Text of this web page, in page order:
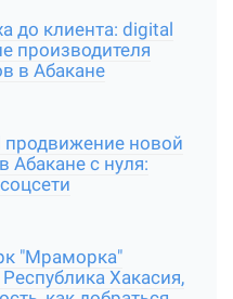
до клиента: digital
производителя
в Абакане
продвижение новой
Абакане с нуля:
"Мраморка"
Хакасия,